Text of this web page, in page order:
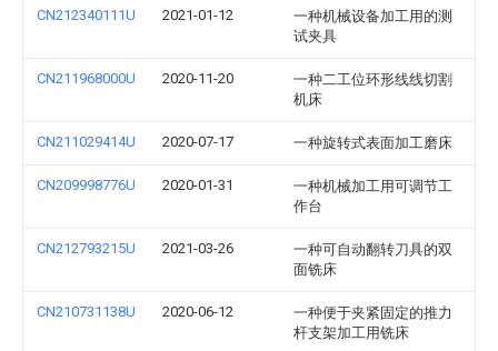
CN212340111U 2021-01-12
一种机械设备加工用的测
试夹具
CN211968000U 2020-11-20
一种二工位环形线线切割
机床
CN211029414U 2020-07-17 一种旋转式表面加工磨床
CN209998776U 2020-01-31
一种机械加工用可调节工
作台
CN212793215U 2021-03-26
一种可自动翻转刀具的双
面铣床
CN210731138U 2020-06-12
一种便于夹紧固定的推力
杆支架加工用铣床